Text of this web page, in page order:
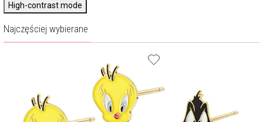
High-contrast mode
Najczęściej wybierane